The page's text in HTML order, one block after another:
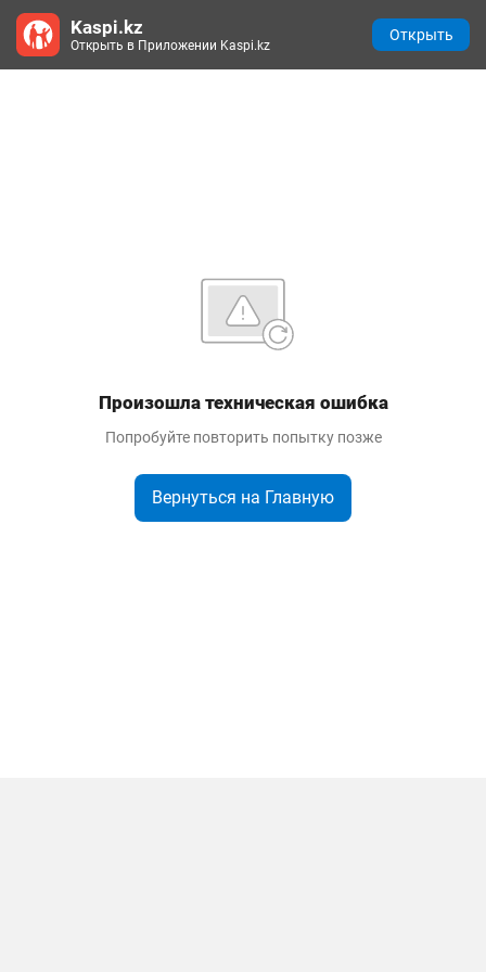
Произошла техническая ошибка
Попробуйте повторить попытку позже
Вернуться на Главную
Kaspi.kz
Открыть в Приложении Kaspi.kz
Открыть